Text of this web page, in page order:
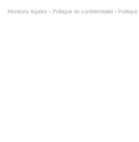
Mentions légales Politique de confidentialité